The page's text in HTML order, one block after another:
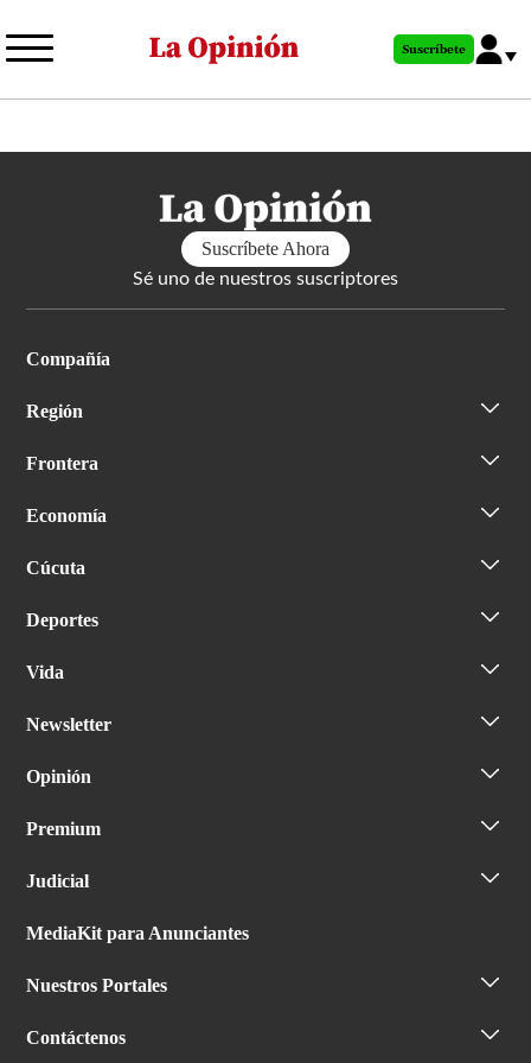
al
principal
Suscríbete
Suscríbete Ahora
Sé uno de nuestros suscriptores
Compañía
Región
Frontera
Economía
Cúcuta
Deportes
Vida
Newsletter
Opinión
Premium
Judicial
MediaKit para Anunciantes
Nuestros Portales
Contáctenos